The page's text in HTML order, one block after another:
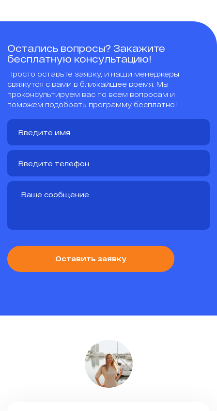
Остались вопросы? Закажите
бесплатную консультацию!
Просто оставьте заявку, и наши менеджеры
свяжутся с вами в ближайшее время. Мы
проконсультируем вас по всем вопросам и
поможем подобрать программу бесплатно!
Оставить заявку